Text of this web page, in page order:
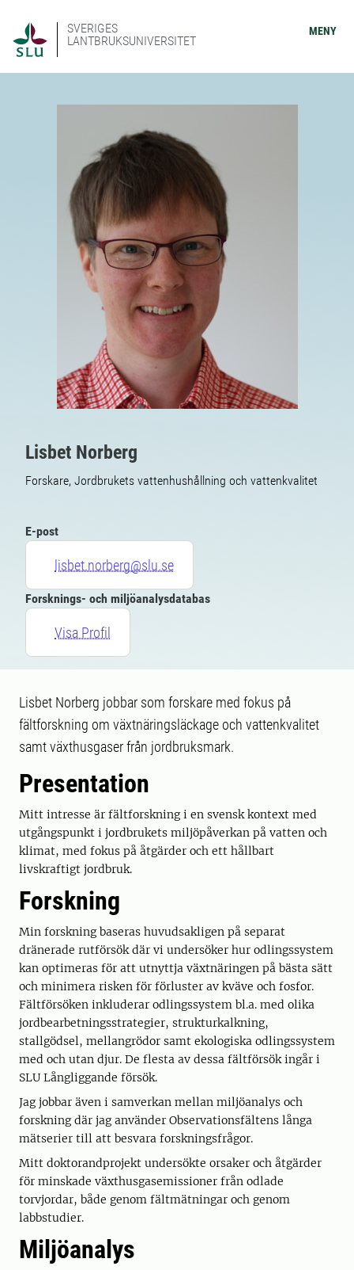
SVERIGES
LANTBRUKSUNIVERSITET
MENY
Lisbet Norberg
Forskare, Jordbrukets vattenhushållning och vattenkvalitet
E-post
lisbet.norberg@slu.se
Forsknings- och miljöanalysdatabas
Visa Profil
Lisbet Norberg jobbar som forskare med fokus på
fältforskning om växtnäringsläckage och vattenkvalitet
samt växthusgaser från jordbruksmark.
Presentation
Mitt intresse är fältforskning i en svensk kontext med
utgångspunkt i jordbrukets miljöpåverkan på vatten och
klimat, med fokus på åtgärder och ett hållbart
livskraftigt jordbruk.
Forskning
Min forskning baseras huvudsakligen på separat
dränerade rutförsök där vi undersöker hur odlingssystem
kan optimeras för att utnyttja växtnäringen på bästa sätt
och minimera risken för förluster av kväve och fosfor.
Fältförsöken inkluderar odlingssystem bl.a. med olika
jordbearbetningsstrategier, strukturkalkning,
stallgödsel, mellangrödor samt ekologiska odlingssystem
med och utan djur. De flesta av dessa fältförsök ingår i
SLU Långliggande försök.
Jag jobbar även i samverkan mellan miljöanalys och
forskning där jag använder Observationsfältens långa
mätserier till att besvara forskningsfrågor.
Mitt doktorandprojekt undersökte orsaker och åtgärder
för minskade växthusgasemissioner från odlade
torvjordar, både genom fältmätningar och genom
labbstudier.
Miljöanalys